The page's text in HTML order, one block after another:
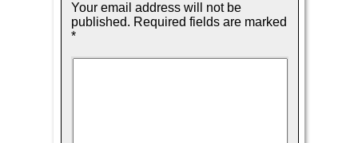
Your email address will not be
published. Required fields are marked
*